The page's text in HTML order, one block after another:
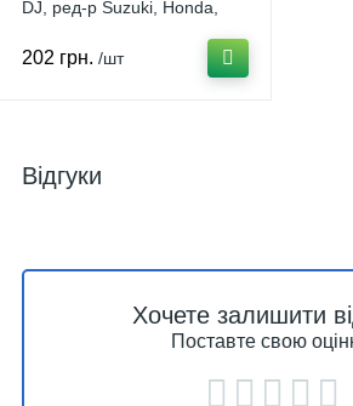
DJ, ред-р Suzuki, Honda,
1262
202 грн. /шт
Відгуки
Хочете залишити
Поставте свою